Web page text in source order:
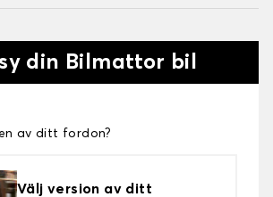
din Bilmattor bil
av ditt fordon?
Välj version av ditt